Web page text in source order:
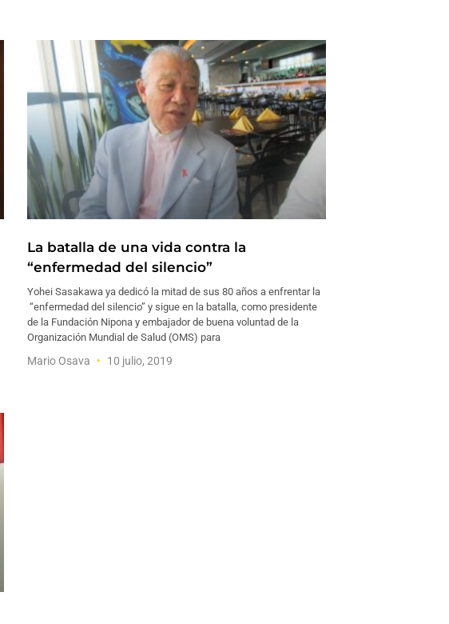
La batalla de una vida contra la
“enfermedad del silencio”
Yohei Sasakawa ya dedicó la mitad de sus 80 años a enfrentar la
“enfermedad del silencio” y sigue en la batalla, como presidente
de la Fundación Nipona y embajador de buena voluntad de la
Organización Mundial de Salud (OMS) para
Mario Osava 10 julio, 2019